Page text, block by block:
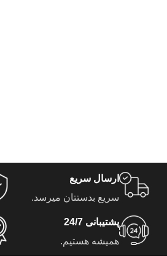
ارسال سریع
سریع بدستتان میرسد.
پشتیبانی 24/7
همیشه هستیم.